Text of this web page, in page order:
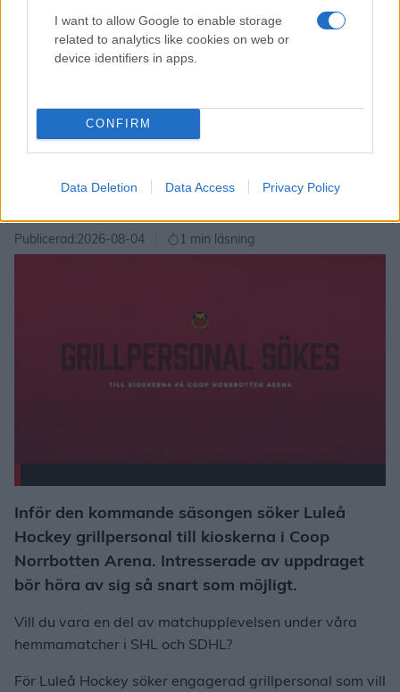
I want to allow Google to enable storage
related to analytics like cookies on web or
device identifiers in apps.
CONFIRM
Data Deletion Data Access Privacy Policy
Kommentarer från lagens återsamling
Publicerad:2026-08-04 1 min läsning
Inför den kommande säsongen söker Luleå
Hockey grillpersonal till kioskerna i Coop
Norrbotten Arena. Intresserade av uppdraget
bör höra av sig så snart som möjligt.
Vill du vara en del av matchupplevelsen under våra
hemmamatcher i SHL och SDHL?
För Luleå Hockey söker engagerad grillpersonal som vill